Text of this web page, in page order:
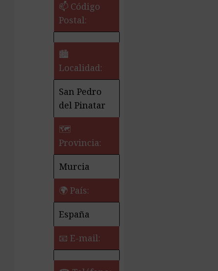
📫 Código
Postal:
🏙️
Localidad:
San Pedro
del Pinatar
🗺
Provincia:
Murcia
🌍 País:
España
📧 E-mail: